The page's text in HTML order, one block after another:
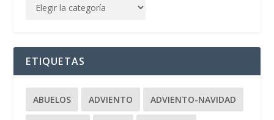
ETIQUETAS
ABUELOS ADVIENTO ADVIENTO-NAVIDAD